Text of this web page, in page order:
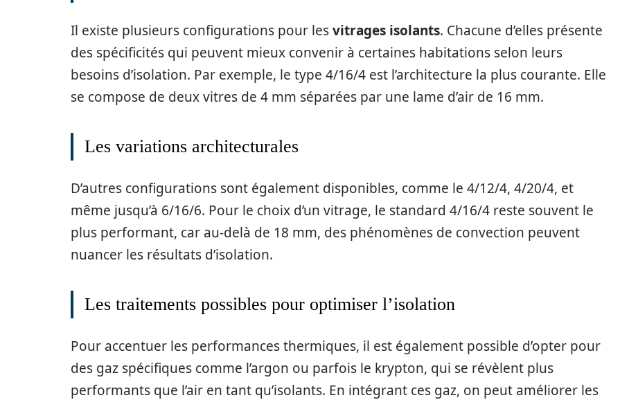
Il existe plusieurs configurations pour lesvitrages isolants. Chacune d’elles présente
des spécificités qui peuvent mieux convenir à certaines habitations selon leurs
besoins d’isolation. Par exemple, le type 4/16/4 est l’architecture la plus courante. Elle
se compose de deux vitres de 4 mm séparées par une lame d’air de 16 mm.
Les variations architecturales
D’autres configurations sont également disponibles, comme le 4/12/4, 4/20/4, et
même jusqu’à 6/16/6. Pour le choix d’un vitrage, le standard 4/16/4 reste souvent le
plus performant, car au-delà de 18 mm, des phénomènes de convection peuvent
nuancer les résultats d’isolation.
Les traitements possibles pour optimiser l’isolation
Pour accentuer les performances thermiques, il est également possible d’opter pour
des gaz spécifiques comme l’argon ou parfois le krypton, qui se révèlent plus
performants que l’air en tant qu’isolants. En intégrant ces gaz, on peut améliorer les